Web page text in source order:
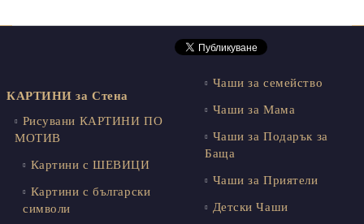
КАРТИНИ за Стена
Рисувани КАРТИНИ ПО
МОТИВ
Картини с ШЕВИЦИ
Картини с български
символи
Чаши за семейство
Чаши за Мама
Чаши за Подарък за
Баща
Чаши за Приятели
Детски Чаши